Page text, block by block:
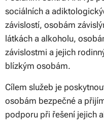
sociálních a
závislostí, osobám
látkách a alkoholu,
závislostmi a jejich
blízkým osobám.
Cílem služeb je
osobám bezpečné a
podporu při řešení jejich